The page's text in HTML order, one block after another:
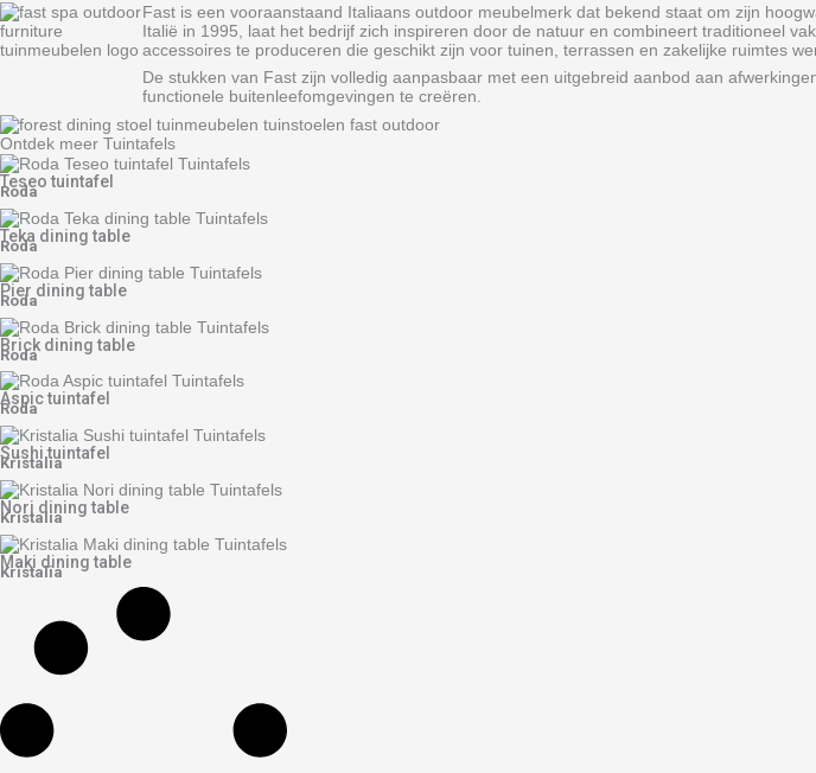
Fast is een vooraanstaand Italiaans outdoor meubelmerk dat bekend staat om zijn
Italië in 1995, laat het bedrijf zich inspireren door de natuur en combineert traditioneel
accessoires te produceren die geschikt zijn voor tuinen, terrassen en zakelijke ruimtes
De stukken van Fast zijn volledig aanpasbaar met een uitgebreid aanbod aan
functionele buitenleefomgevingen te creëren.
Ontdek meer Tuintafels
Teseo tuintafel
Roda
Teka dining table
Roda
Pier dining table
Roda
Brick dining table
Roda
Aspic tuintafel
Roda
Sushi tuintafel
Kristalia
Nori dining table
Kristalia
Maki dining table
Kristalia